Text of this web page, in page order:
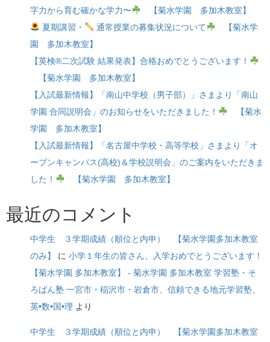
字力から育む確かな学力〜
【菊水学園 多加木教室】
夏期講習・
通常授業の募集状況について
【菊水学
園 多加木教室】
【英検®二次試験 結果発表】合格おめでとうございます！
【菊水学園 多加木教室】
【入試最新情報】「南山中学校（男子部）」さまより「南山
学園 合同説明会」のお知らせをいただきました！
【菊水
学園 多加木教室】
【入試最新情報】「名古屋中学校・高等学校」さまより「オ
ープンキャンパス(高校)＆学校説明会」のご案内をいただきま
した！
【菊水学園 多加木教室】
最近のコメント
中学生 ３学期成績（順位と内申） 【菊水学園多加木教室
のみ】
に 小学１年生の皆さん、入学おめでとうございます！
【菊水学園 多加木教室】 - 菊水学園 多加木教室 学習塾・そ
ろばん塾 一宮市・稲沢市・岩倉市、信頼できる地元学習塾、
英•数•国•理 より
中学生 ３学期成績（順位と内申） 【菊水学園多加木教室